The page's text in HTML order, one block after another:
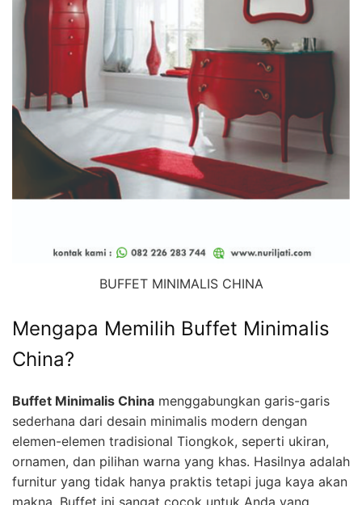
BUFFET MINIMALIS CHINA
Mengapa Memilih Buffet Minimalis
China?
Buffet Minimalis China menggabungkan garis-garis
sederhana dari desain minimalis modern dengan
elemen-elemen tradisional Tiongkok, seperti ukiran,
ornamen, dan pilihan warna yang khas. Hasilnya adalah
furnitur yang tidak hanya praktis tetapi juga kaya akan